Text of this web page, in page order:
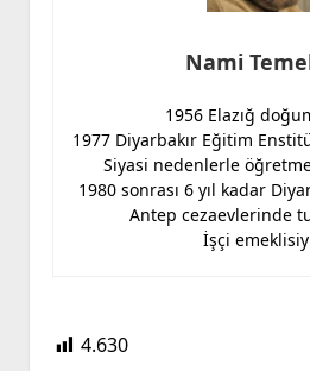
Nami
1956 Elazığ
1977 Diyarbakır Eğitim
Siyasi nedenlerle
1980 sonrası 6 yıl kadar
Antep cezaevlerinde
İşçi
4.630